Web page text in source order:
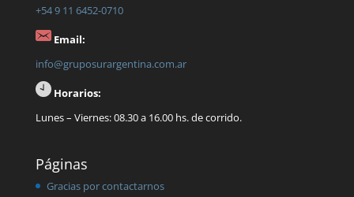
+54 9 11 6452-0710
Email:
info@gruposurargentina.com.ar
Horarios:
Lunes – Viernes: 08.30 a 16.00 hs. de corrido.
Páginas
Gracias por contactarnos